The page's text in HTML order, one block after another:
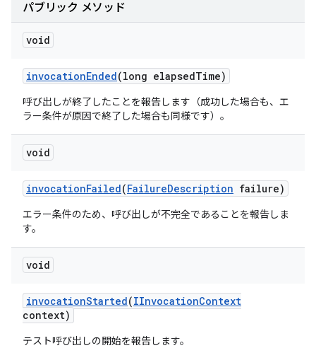
パブリック メソッド
void
invocationEnded(long elapsedTime)
呼び出しが終了したことを報告します（成功した場合も、エ
ラー条件が原因で終了した場合も同様です）。
void
invocationFailed(FailureDescription failure)
エラー条件のため、呼び出しが不完全であることを報告しま
す。
void
invocationStarted(IInvocationContext
context)
テスト呼び出しの開始を報告します。